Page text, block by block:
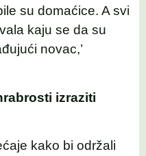
su domaćice. A svi
kaju se da su
novac,’
izraziti
kako bi održali